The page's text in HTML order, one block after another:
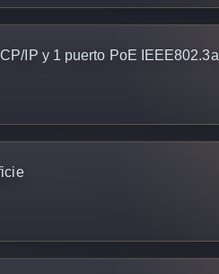
IP y 1 puerto PoE